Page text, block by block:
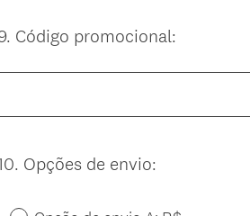
. Código promocional:
. Opções de envio: